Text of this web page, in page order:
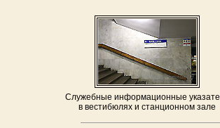
Служебные информационные
в вестибюлях и станционном зале